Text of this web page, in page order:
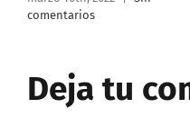
Debeiniciar sesiónpara